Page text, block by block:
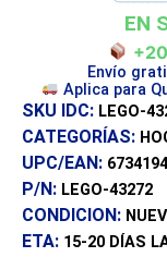
EN
Envío
Aplica para
SKU IDC: LEGO-
CATEGORÍAS:
UPC/EAN:
P/N: LEGO-43272
CONDICION:
ETA: 15-20 DÍAS